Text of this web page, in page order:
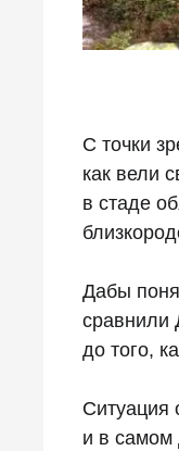
С точки
как вели
в стаде
Дабы
сравнили
до того,
Ситуация
и в самом